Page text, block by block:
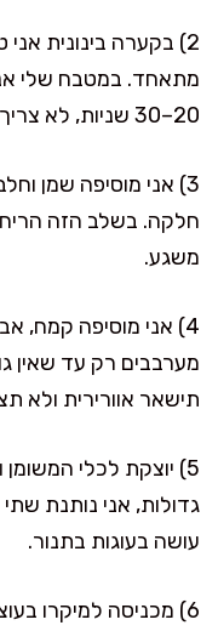
2) בקערה בינונית
מתאחד. במטבח שלי
20–30 שניות, לא צריך מיקסר.
3) אני מוסיפה שמן
חלקה. בשלב הזה
משגע.
4) אני מוסיפה קמח,
מערבבים רק עד שאין
תישאר אוורירית ולא
5) יוצקת לכלי
גדולות, אני נותנת
עושה בעוגות בתנור.